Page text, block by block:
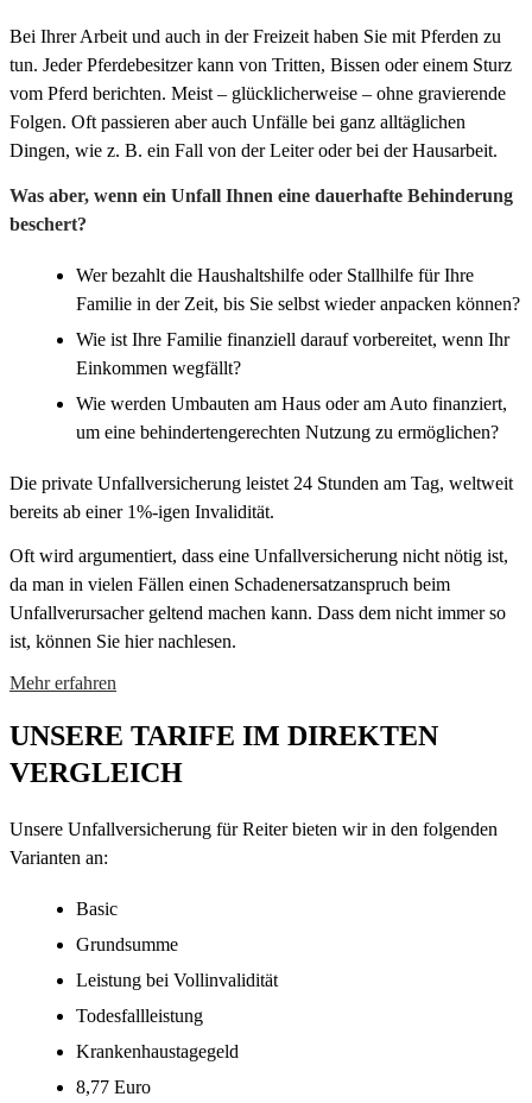
Bei Ihrer Arbeit und auch in der Freizeit haben Sie mit Pferden zu
tun. Jeder Pferdebesitzer kann von Tritten, Bissen oder einem Sturz
vom Pferd berichten. Meist – glücklicherweise – ohne gravierende
Folgen. Oft passieren aber auch Unfälle bei ganz alltäglichen
Dingen, wie z. B. ein Fall von der Leiter oder bei der Hausarbeit.
Was aber, wenn ein Unfall Ihnen eine dauerhafte Behinderung
beschert?
Wer bezahlt die Haushaltshilfe oder Stallhilfe für Ihre
Familie in der Zeit, bis Sie selbst wieder anpacken können?
Wie ist Ihre Familie finanziell darauf vorbereitet, wenn Ihr
Einkommen wegfällt?
Wie werden Umbauten am Haus oder am Auto finanziert,
um eine behindertengerechten Nutzung zu ermöglichen?
Die private Unfallversicherung leistet 24 Stunden am Tag, weltweit
bereits ab einer 1%-igen Invalidität.
Oft wird argumentiert, dass eine Unfallversicherung nicht nötig ist,
da man in vielen Fällen einen Schadenersatzanspruch beim
Unfallverursacher geltend machen kann. Dass dem nicht immer so
ist, können Sie hier nachlesen.
Mehr erfahren
UNSERE TARIFE IM DIREKTEN
VERGLEICH
Unsere Unfallversicherung für Reiter bieten wir in den folgenden
Varianten an:
Basic
Grundsumme
Leistung bei Vollinvalidität
Todesfallleistung
Krankenhaustagegeld
8,77 Euro